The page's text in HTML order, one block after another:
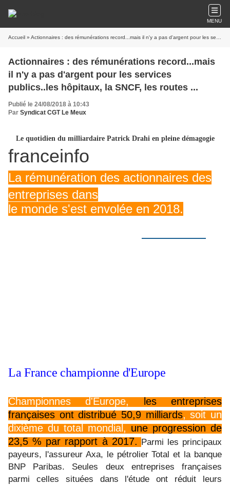
MENU
Accueil » Actionnaires : des rémunérations record...mais il n'y a pas d'argent pour les services publics..les hôpitaux, la SNCF, les routes ...
Actionnaires : des rémunérations record...mais
il n'y a pas d'argent pour les services
publics..les hôpitaux, la SNCF, les routes ...
Publié le 24/08/2018 à 10:43
Par Syndicat CGT Le Meux
Le quotidien du milliardaire Patrick Drahi en pleine démagogie
franceinfo
La rémunération des actionnaires des
entreprises dans
le monde s'est envolée en 2018.
La France championne d'Europe
Championnes d'Europe,
les entreprises
françaises ont distribué 50,9 milliards, soit un
dixième du total mondial, une progression de
23,5 % par rapport à 2017. Parmi les principaux
payeurs, l'assureur Axa, le pétrolier Total et la banque
BNP Paribas. Seules deux entreprises françaises
parmi celles situées dans l'étude ont réduit leurs